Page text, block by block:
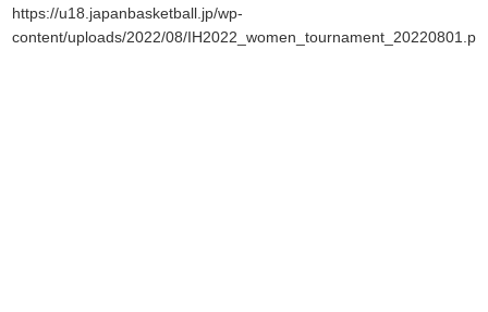
https://u18.japanbasketball.jp/wp-
content/uploads/2022/08/